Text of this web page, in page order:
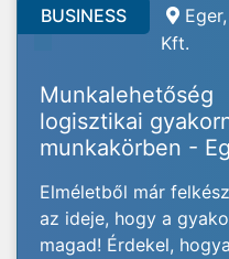
BUSINESS
Kft.
Munkalehetőség
logisztikai
munkakörben -
Elméletből már
az ideje, hogy a
magad! Érdekel,